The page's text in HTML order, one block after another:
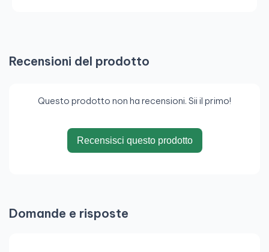
Recensioni del prodotto
Questo prodotto non ha recensioni. Sii il primo!
Recensisci questo prodotto
Domande e risposte